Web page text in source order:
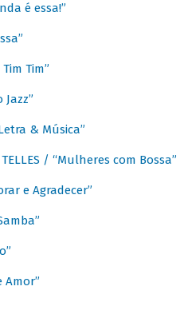
é essa!”
Tim”
Jazz”
& Música”
TELLES / “Mulheres com Bossa”
e Agradecer”
Amor”